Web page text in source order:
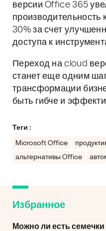
версии Office 365
30% за счет
доступа к
Переход на cloud
станет еще одним
трансформации
быть гибче и
Теги :
Microsoft Office
альтернативы Office
Избранное
Можно ли есть